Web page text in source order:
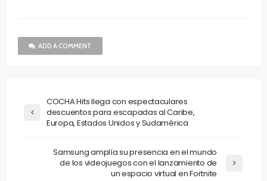
ADD A COMMENT
COCHA Hits llega con espectaculares
descuentos para escapadas al Caribe,
Europa, Estados Unidos y Sudamérica
Samsung amplía su presencia en el mundo
de los videojuegos con el lanzamiento de
un espacio virtual en Fortnite